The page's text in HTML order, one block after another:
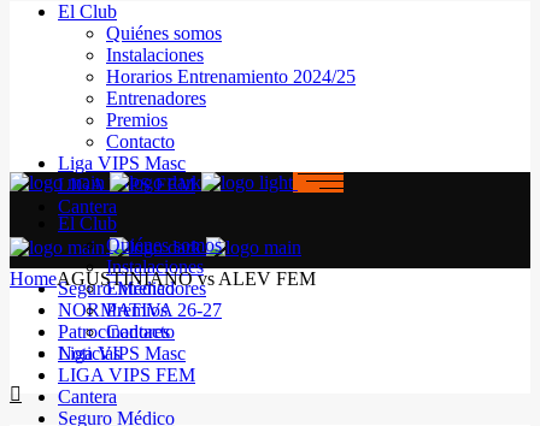
El Club
Quiénes somos
Instalaciones
Horarios Entrenamiento 2024/25
Entrenadores
Premios
Contacto
Liga VIPS Masc
LIGA VIPS FEM
Cantera
Seguro Médico
NORMATIVA 26-27
Patrocinadores
Noticias
El Club
Quiénes somos
Instalaciones
Entrenadores
Premios
Contacto
Liga VIPS Masc
LIGA VIPS FEM
Cantera
Seguro Médico
HomeAGUSTINIANO vs ALEV FEM